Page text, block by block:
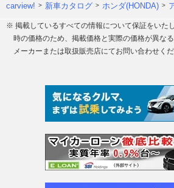
carview! 新車カタログ ホンダ(HONDA)
※ 掲載しているすべての情報について保証をいた
時の価格のため、掲載価格と実際の価格が異な
メーカーまたは取扱販売店にてお問い合わせくだ